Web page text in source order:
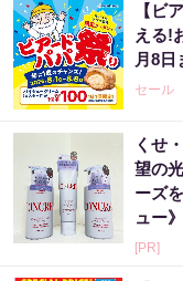
【ビ
える!
月8日
セール
くせ
望の
ーズ
ュー》
[PR]